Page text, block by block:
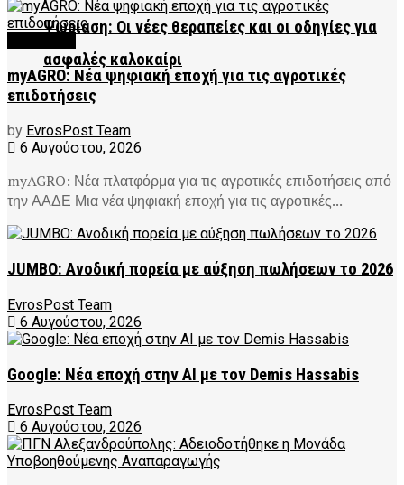
Ψωρίαση: Οι νέες θεραπείες και οι οδηγίες για
ασφαλές καλοκαίρι
myAGRO: Νέα ψηφιακή εποχή για τις αγροτικές
επιδοτήσεις
by EvrosPost Team
6 Αυγούστου, 2026
myAGRO: Νέα πλατφόρμα για τις αγροτικές επιδοτήσεις από
την ΑΑΔΕ Μια νέα ψηφιακή εποχή για τις αγροτικές...
JUMBO: Ανοδική πορεία με αύξηση πωλήσεων το 2026
EvrosPost Team
6 Αυγούστου, 2026
Google: Νέα εποχή στην AI με τον Demis Hassabis
EvrosPost Team
6 Αυγούστου, 2026